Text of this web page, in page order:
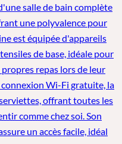
salle de bain complète
une polyvalence pour
est équipée d'appareils
de base, idéale pour
repas lors de leur
Wi-Fi gratuite, la
offrant toutes les
comme chez soi. Son
un accès facile, idéal